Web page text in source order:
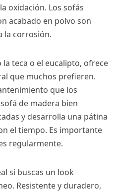
oxidación. Los sofás
acabado en polvo son
la corrosión.
teca o el eucalipto, ofrece
que muchos prefieren.
que los
de madera bien
y desarrolla una pátina
el tiempo. Es importante
regularmente.
si buscas un look
Resistente y duradero,